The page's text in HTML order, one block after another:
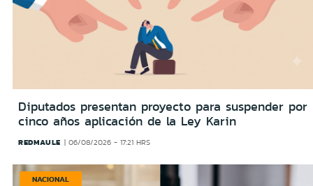
Diputados presentan proyecto para suspender por
cinco años aplicación de la Ley Karin
REDMAULE 06/08/2026 - 17:21 HRS
NACIONAL